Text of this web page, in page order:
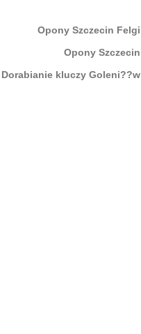
Opony Szczecin Felgi
Opony Szczecin
Dorabianie kluczy Goleni??w